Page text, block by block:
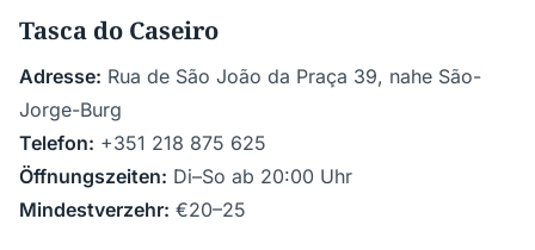
Tasca do Caseiro
Adresse: Rua de São João da Praça 39, nahe São-
Jorge-Burg
Telefon: +351 218 875 625
Öffnungszeiten: Di–So ab 20:00 Uhr
Mindestverzehr: €20–25